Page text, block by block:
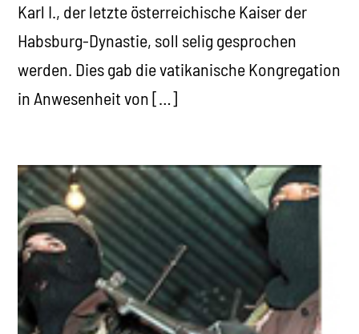
Karl I., der letzte österreichische Kaiser der
Habsburg-Dynastie, soll selig gesprochen
werden. Dies gab die vatikanische Kongregation
in Anwesenheit von […]